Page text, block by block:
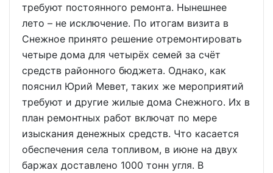
требуют постоянного ремонта. Нынешнее
лето – не исключение. По итогам визита в
Снежное принято решение отремонтировать
четыре дома для четырёх семей за счёт
средств районного бюджета. Однако, как
пояснил Юрий Мевет, таких же мероприятий
требуют и другие жилые дома Снежного. Их в
план ремонтных работ включат по мере
изыскания денежных средств. Что касается
обеспечения села топливом, в июне на двух
баржах доставлено 1000 тонн угля. В